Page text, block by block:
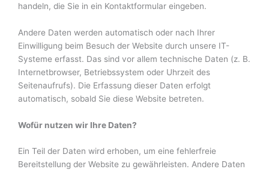
handeln, die Sie in ein Kontaktformular eingeben.
Andere Daten werden automatisch oder nach Ihrer
Einwilligung beim Besuch der Website durch unsere IT-
Systeme erfasst. Das sind vor allem technische Daten (z. B.
Internetbrowser, Betriebssystem oder Uhrzeit des
Seitenaufrufs). Die Erfassung dieser Daten erfolgt
automatisch, sobald Sie diese Website betreten.
Wofür nutzen wir Ihre Daten?
Ein Teil der Daten wird erhoben, um eine fehlerfreie
Bereitstellung der Website zu gewährleisten. Andere Daten